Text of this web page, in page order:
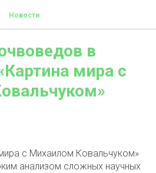
Новости
в
мира с
с Михаилом Ковальчуком»
анализом сложных научных